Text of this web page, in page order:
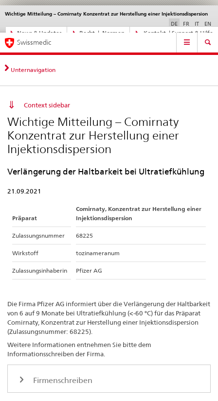
Direktnavigation
News,
Rechtsgrundlagen,
News & Updates Recht | Normen Kontakt | Support & Hilfe
Wichtige Mitteilung – Comirnaty Konzentrat zur Herstellung einer Injektionsdispersion
Sprachwahl
DE FR IT EN
Service
Hauptnavigation
Swissmedic
Unternavigation
Context sidebar
Wichtige Mitteilung – Comirnaty
Konzentrat zur Herstellung einer
Injektionsdispersion
Verlängerung der Haltbarkeit bei Ultratiefkühlung
21.09.2021
Präparat
Comirnaty, Konzentrat zur Herstellung einer
Injektionsdispersion
Zulassungsnummer 68225
Wirkstoff tozinameranum
Zulassungsinhaberin Pfizer AG
Die Firma Pfizer AG informiert über die Verlängerung der Haltbarkeit
von 6 auf 9 Monate bei Ultratiefkühlung (<-60 °C) für das Präparat
Comirnaty, Konzentrat zur Herstellung einer Injektionsdispersion
(Zulassungsnummer: 68225).
Weitere Informationen entnehmen Sie bitte dem
Informationsschreiben der Firma.
Firmenschreiben